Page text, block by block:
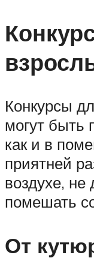
Конкурсы
могут быть
как и в
приятней
воздухе,
помешать
От